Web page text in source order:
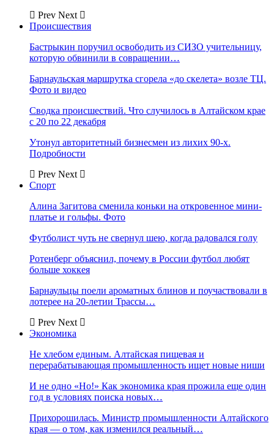
Prev Next
Происшествия
Бастрыкин поручил освободить из СИЗО учительницу,
которую обвинили в совращении…
Барнаульская маршрутка сгорела «до скелета» возле ТЦ.
Фото и видео
Сводка происшествий. Что случилось в Алтайском крае
с 20 по 22 декабря
Утонул авторитетный бизнесмен из лихих 90-х.
Подробности
Prev Next
Спорт
Алина Загитова сменила коньки на откровенное мини-
платье и гольфы. Фото
Футболист чуть не свернул шею, когда радовался голу
Ротенберг объяснил, почему в России футбол любят
больше хоккея
Барнаульцы поели ароматных блинов и поучаствовали в
лотерее на 20-летии Трассы…
Prev Next
Экономика
Не хлебом единым. Алтайская пищевая и
перерабатывающая промышленность ищет новые ниши
И не одно «Но!» Как экономика края прожила еще один
год в условиях поиска новых…
Прихорошилась. Министр промышленности Алтайского
края — о том, как изменился реальный…